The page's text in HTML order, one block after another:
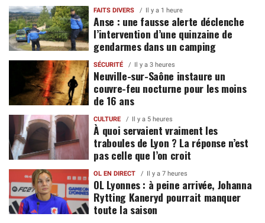
FAITS DIVERS Il y a 1 heure
Anse : une fausse alerte déclenche
l’intervention d’une quinzaine de
gendarmes dans un camping
SÉCURITÉ Il y a 3 heures
Neuville-sur-Saône instaure un
couvre-feu nocturne pour les moins
de 16 ans
CULTURE Il y a 5 heures
À quoi servaient vraiment les
traboules de Lyon ? La réponse n’est
pas celle que l’on croit
OL EN DIRECT Il y a 7 heures
OL Lyonnes : à peine arrivée, Johanna
Rytting Kaneryd pourrait manquer
toute la saison